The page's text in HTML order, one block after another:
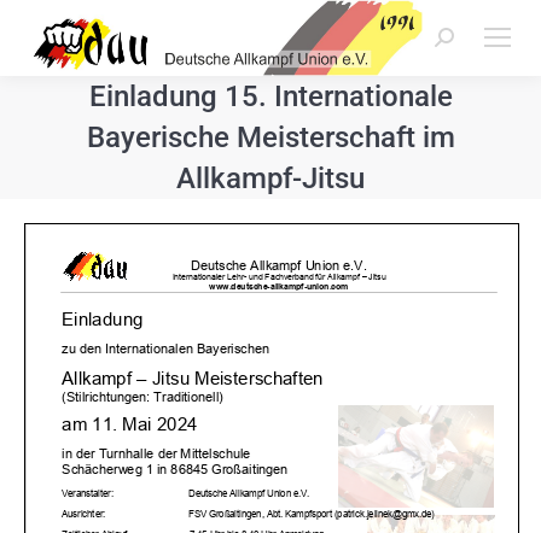
Search:
Einladung 15. Internationale
Bayerische Meisterschaft im
Allkampf-Jitsu